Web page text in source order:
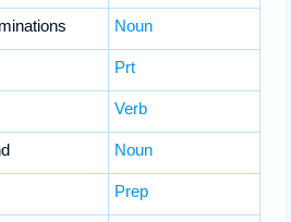
Noun
Prt
Verb
Noun
Prep